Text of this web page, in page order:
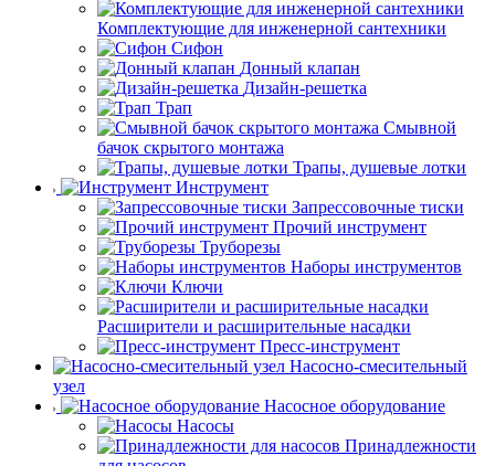
Комплектующие для инженерной сантехники
Сифон
Донный клапан
Дизайн-решетка
Трап
Смывной
бачок скрытого монтажа
Трапы, душевые лотки
Инструмент
Запрессовочные тиски
Прочий инструмент
Труборезы
Наборы инструментов
Ключи
Расширители и расширительные насадки
Пресс-инструмент
Насосно-смесительный
узел
Насосное оборудование
Насосы
Принадлежности